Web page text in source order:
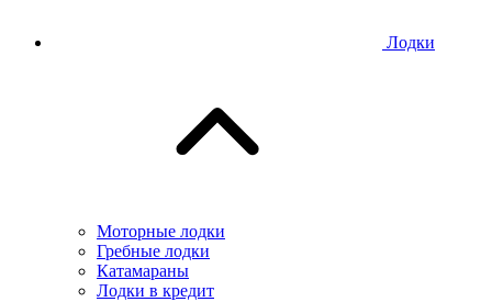
Лодки
Моторные лодки
Гребные лодки
Катамараны
Лодки в кредит